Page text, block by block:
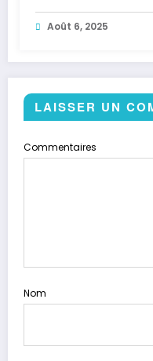
Août 6, 2025
LAISSER UN
Commentaires
Nom